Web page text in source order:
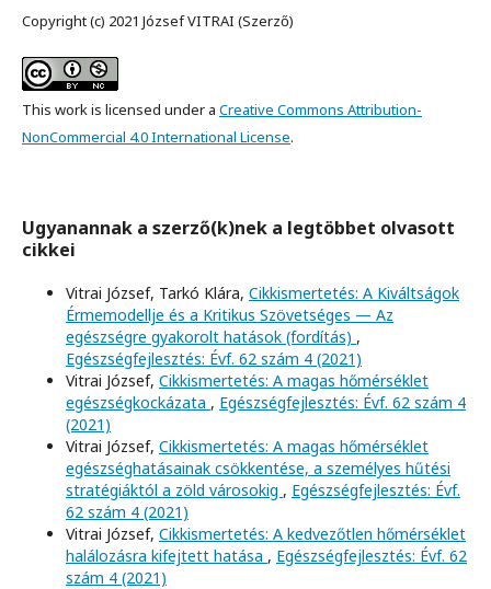
Copyright (c) 2021 József VITRAI (Szerző)
This work is licensed under a Creative Commons Attribution-
NonCommercial 4.0 International License.
Ugyanannak a szerző(k)nek a legtöbbet olvasott
cikkei
Vitrai József, Tarkó Klára, Cikkismertetés: A Kiváltságok
Érmemodellje és a Kritikus Szövetséges — Az
egészségre gyakorolt hatások (fordítás) ,
Egészségfejlesztés: Évf. 62 szám 4 (2021)
Vitrai József, Cikkismertetés: A magas hőmérséklet
egészségkockázata , Egészségfejlesztés: Évf. 62 szám 4
(2021)
Vitrai József, Cikkismertetés: A magas hőmérséklet
egészséghatásainak csökkentése, a személyes hűtési
stratégiáktól a zöld városokig , Egészségfejlesztés: Évf.
62 szám 4 (2021)
Vitrai József, Cikkismertetés: A kedvezőtlen hőmérséklet
halálozásra kifejtett hatása , Egészségfejlesztés: Évf. 62
szám 4 (2021)